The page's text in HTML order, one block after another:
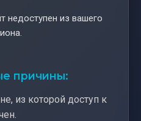
недоступен из вашего
причины:
из которой доступ к